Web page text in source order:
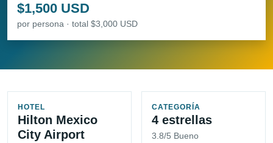
$1,500 USD
por persona · total $3,000 USD
HOTEL
Hilton Mexico
City Airport
CATEGORÍA
4 estrellas
3.8/5 Bueno